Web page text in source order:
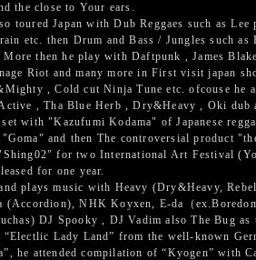
the close to Your ears.
toured Japan with Dub Reggaes such as
etc. then Drum and Bass / Jungles such
More then he play with Daftpunk , James
Riot and many more in First visit japan
, Cold cut Ninja Tune etc. ofcouse he
, Tha Blue Herb , Dry&Heavy , Oki dub
with "Kazufumi Kodama" of Japanese
and then The controversial product
for two International Art Festival
for one year.
plays music with Heavy (Dry&Heavy,
(Accordion), NHK Koyxen, E-da（
DJ Spooky , DJ Vadim also The Bug
Lady Land” from the well-known
he attended compilation of “Kyogen” with